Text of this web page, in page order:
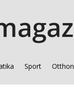
Sport Otthon